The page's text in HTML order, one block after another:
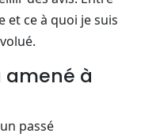
et ce à quoi je suis
amené à
un passé